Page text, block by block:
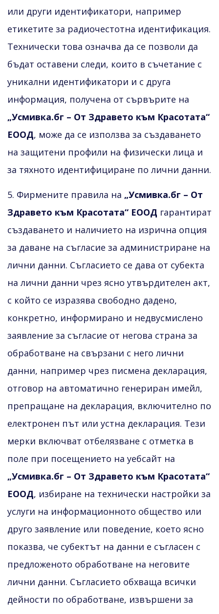
или други идентификатори, например
етикетите за радиочестотна идентификация.
Технически това означва да се позволи да
бъдат оставени следи, които в съчетание с
уникални идентификатори и с друга
информация, получена от сървърите на
„Усмивка.бг – От Здравето към Красотата“
ЕООД, може да се използва за създаването
на защитени профили на физически лица и
за тяхното идентифициране по лични данни.
5. Фирмените правила на „Усмивка.бг – От
Здравето към Красотата“ ЕООД гарантират
създаването и наличието на изрична опция
за даване на съгласие за администриране на
лични данни. Съгласието се дава от субекта
на лични данни чрез ясно утвърдителен акт,
с който се изразява свободно дадено,
конкретно, информирано и недвусмислено
заявление за съгласие от негова страна за
обработване на свързани с него лични
данни, например чрез писмена декларация,
отговор на автоматично генериран имейл,
препращане на декларация, включително по
електронен път или устна декларация. Тези
мерки включват отбелязване с отметка в
поле при посещението на уебсайт на
„Усмивка.бг – От Здравето към Красотата“
ЕООД, избиране на технически настройки за
услуги на информационното общество или
друго заявление или поведение, което ясно
показва, че субектът на данни е съгласен с
предложеното обработване на неговите
лични данни. Съгласието обхваща всички
дейности по обработване, извършени за